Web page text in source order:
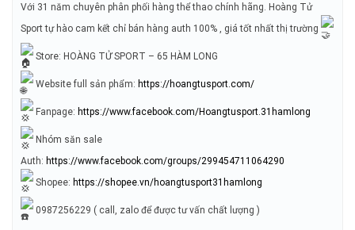
Với 31 năm chuyên phân phối hàng thể thao chính hãng. Hoàng Tử
Sport tự hào cam kết chỉ bán hàng auth 100% , giá tốt nhất thị trường
Store: HOÀNG TỬ SPORT – 65 HÀM LONG
Website full sản phẩm: https://hoangtusport.com/
Fanpage: https://www.facebook.com/Hoangtusport.31hamlong
Nhóm săn sale
Auth: https://www.facebook.com/groups/299454711064290
Shopee: https://shopee.vn/hoangtusport31hamlong
0987256229 ( call, zalo để được tư vấn chất lượng )